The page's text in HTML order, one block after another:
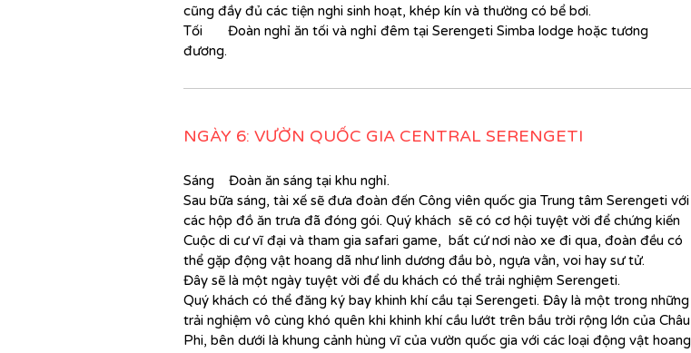
cũng đầy đủ các tiện nghi sinh hoạt, khép kín và thường có bể bơi.
Tối Đoàn nghỉ ăn tối và nghỉ đêm tại Serengeti Simba lodge hoặc tương
đương.
NGÀY 6: VƯỜN QUỐC GIA CENTRAL SERENGETI
Sáng Đoàn ăn sáng tại khu nghỉ.
Sau bữa sáng, tài xế sẽ đưa đoàn đến Công viên quốc gia Trung tâm Serengeti với
các hộp đồ ăn trưa đã đóng gói. Quý khách sẽ có cơ hội tuyệt vời để chứng kiến ​​
Cuộc di cư vĩ đại và tham gia safari game, bất cứ nơi nào xe đi qua, đoàn đều có
thể gặp động vật hoang dã như linh dương đầu bò, ngựa vằn, voi hay sư tử.
Đây sẽ là một ngày tuyệt vời để du khách có thể trải nghiệm Serengeti.
Quý khách có thể đăng ký bay khinh khí cầu tại Serengeti. Đây là một trong những
trải nghiệm vô cùng khó quên khi khinh khí cầu lướt trên bầu trời rộng lớn của Châu
Phi, bên dưới là khung cảnh hùng vĩ của vườn quốc gia với các loại động vật hoang